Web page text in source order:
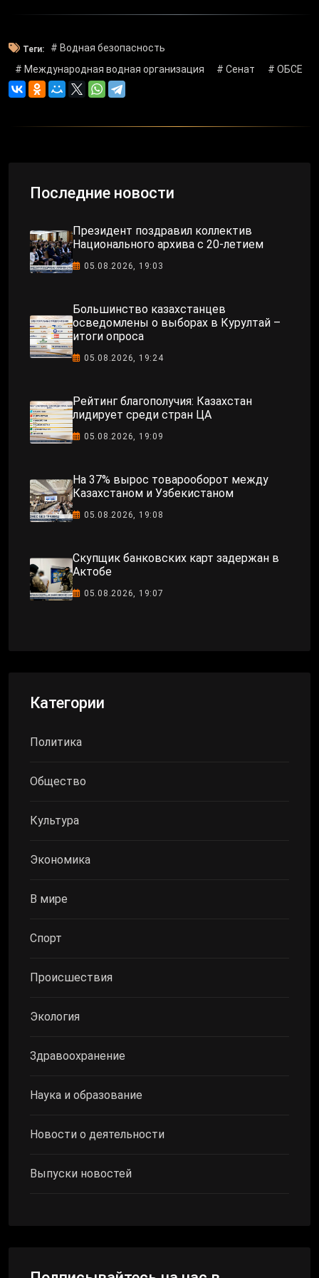
Теги:
# Водная безопасность
# Международная водная организация
# Сенат # ОБСЕ
Последние новости
Президент поздравил коллектив
Национального архива с 20-летием
05.08.2026, 19:03
Большинство казахстанцев
осведомлены о выборах в Курултай –
итоги опроса
05.08.2026, 19:24
Рейтинг благополучия: Казахстан
лидирует среди стран ЦА
05.08.2026, 19:09
На 37% вырос товарооборот между
Казахстаном и Узбекистаном
05.08.2026, 19:08
Скупщик банковских карт задержан в
Актобе
05.08.2026, 19:07
Категории
Политика
Общество
Культура
Экономика
В мире
Спорт
Происшествия
Экология
Здравоохранение
Наука и образование
Новости о деятельности
Выпуски новостей